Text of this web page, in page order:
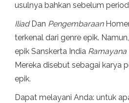
usulnya bahkan sebelum
IliadDan Pengembaraan
terkenal dari genre epik. Namun,
epik Sanskerta India Ramayana
Mereka disebut sebagai karya
epik.
Dapat melayani Anda: untuk